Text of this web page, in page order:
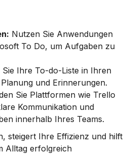
Nutzen Sie Anwendungen
To Do, um Aufgaben zu
Sie Ihre To-do-Liste in Ihren
und Erinnerungen.
Sie Plattformen wie Trello
Kommunikation und
innerhalb Ihres Teams.
steigert Ihre Effizienz und hilft
Alltag erfolgreich